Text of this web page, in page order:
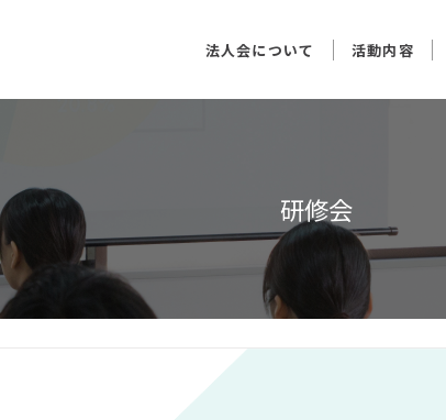
法人会について 活動内容
研修会